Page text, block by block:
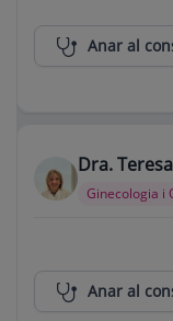
Anar al
Dra.
Ginecologia i
Anar al